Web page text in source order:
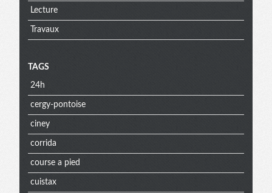
Lecture
Travaux
TAGS
24h
cergy-pontoise
ciney
corrida
course a pied
cuistax